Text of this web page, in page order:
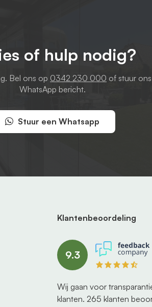
of hulp nodig?
Bel ons op 0342 230 000 of stuur
WhatsApp bericht.
Stuur een Whatsapp
Klantenbeoordeling
9.3
Wij gaan voor
klanten. 265 klanten